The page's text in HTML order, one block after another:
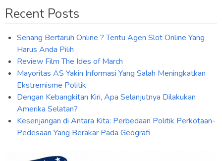
Recent Posts
Senang Bertaruh Online ? Tentu Agen Slot Online Yang
Harus Anda Pilih
Review Film The Ides of March
Mayoritas AS Yakin Informasi Yang Salah Meningkatkan
Ekstremisme Politik
Dengan Kebangkitan Kiri, Apa Selanjutnya Dilakukan
Amerika Selatan?
Kesenjangan di Antara Kita: Perbedaan Politik Perkotaan-
Pedesaan Yang Berakar Pada Geografi